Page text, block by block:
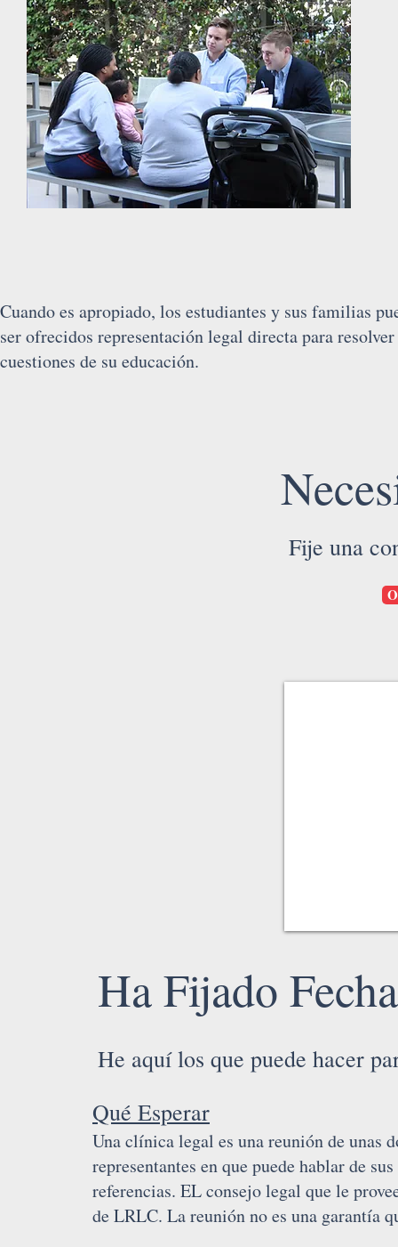
Cuando es apropiado, los estudiantes y sus familias
ser ofrecidos representación legal directa para
cuestiones de su educación.
Fije una
Ha Fijado
He aquí los que puede hacer
Qué Esperar
Una clínica legal es una reunión de unas
representantes en que puede hablar de
referencias. EL consejo legal que le
de LRLC. La reunión no es una garantía